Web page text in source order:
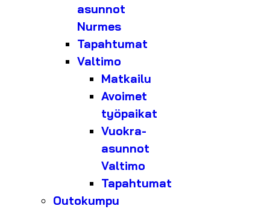
asunnot
Nurmes
Tapahtumat
Valtimo
Matkailu
Avoimet
työpaikat
Vuokra-
asunnot
Valtimo
Tapahtumat
Outokumpu